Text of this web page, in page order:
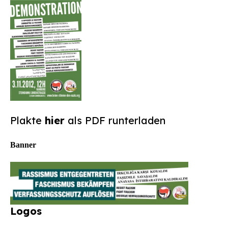
Plakte hier als PDF runterladen
Banner
Logos